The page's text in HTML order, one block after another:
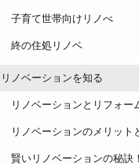
子育て世帯向けリノべ
終の住処リノベ
リノベーションを知る
リノベーションとリフォー
リノベーションのメリット
賢いリノベーションの秘訣！